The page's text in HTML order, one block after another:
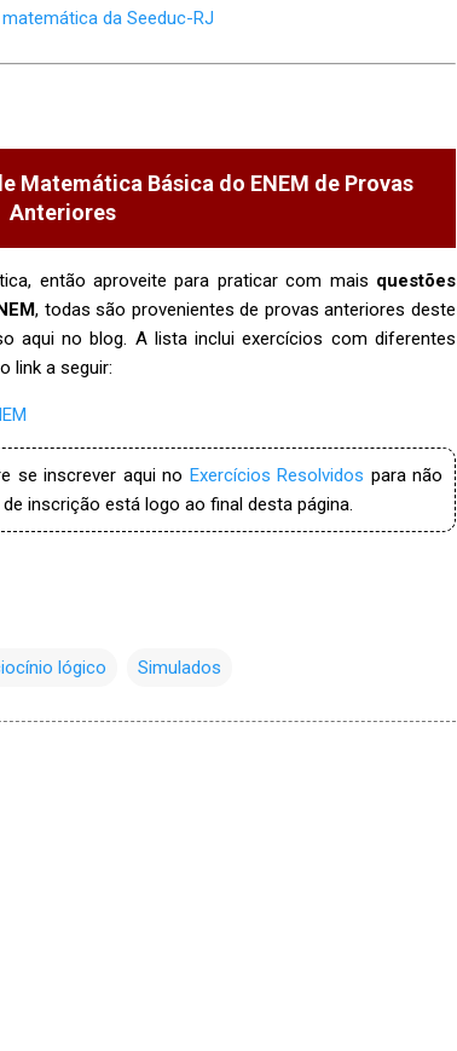
da Seeduc-RJ
Matemática Básica do ENEM de Provas
Anteriores
então aproveite para praticar com mais questões
, todas são provenientes de provas anteriores deste
aqui no blog. A lista inclui exercícios com diferentes
link a seguir:
se inscrever aqui no Exercícios Resolvidos para não
inscrição está logo ao final desta página.
lógico Simulados